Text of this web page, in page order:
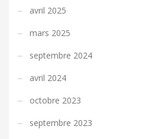
avril 2025
mars 2025
septembre 2024
avril 2024
octobre 2023
septembre 2023